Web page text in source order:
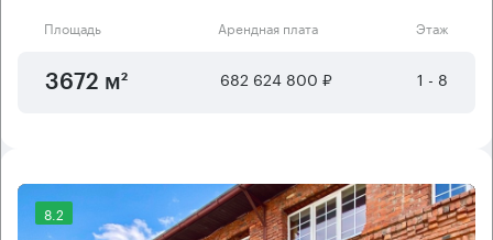
Площадь Арендная плата Этаж
3672 м² 682 624 800 ₽ 1 - 8
8.2